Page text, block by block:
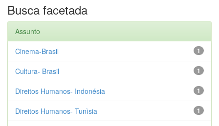
Busca facetada
Assunto
1
Cinema-Brasil
1
Cultura- Brasil
1
Direitos Humanos- Indonésia
1
Direitos Humanos- Tunìsia